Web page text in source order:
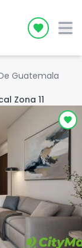
Icon
Guatemala
Zona 11